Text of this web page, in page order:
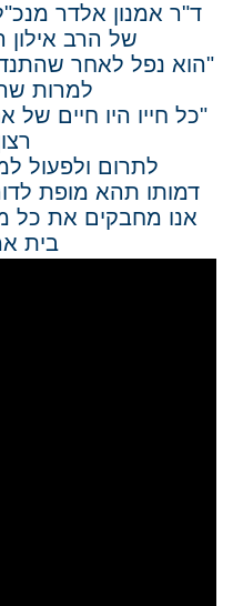
ד"ר אמנון אלדר
של הרב אילון
"הוא נפל לאחר
למרות
"כל חייו היו חיים
לתרום ולפעול
דמותו תהא מופת
אנו מחבקים את כל
בית